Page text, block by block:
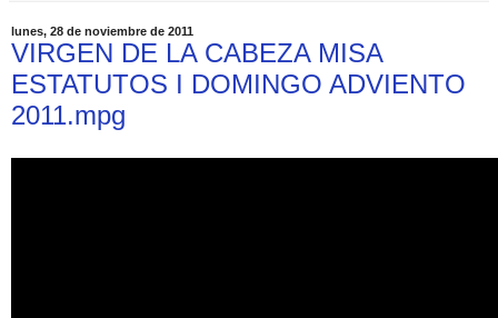
lunes, 28 de noviembre de 2011
VIRGEN DE LA CABEZA MISA
ESTATUTOS I DOMINGO ADVIENTO
2011.mpg